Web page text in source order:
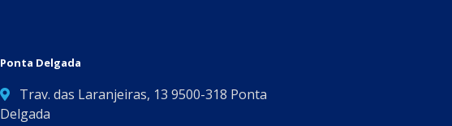
Ponta Delgada
Trav. das Laranjeiras, 13 9500-318 Ponta
Delgada